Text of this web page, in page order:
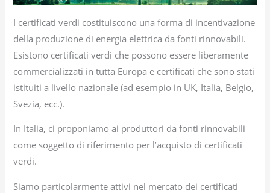
I certificati verdi costituiscono una forma di incentivazione
della produzione di energia elettrica da fonti rinnovabili.
Esistono certificati verdi che possono essere liberamente
commercializzati in tutta Europa e certificati che sono stati
istituiti a livello nazionale (ad esempio in UK, Italia, Belgio,
Svezia, ecc.).
In Italia, ci proponiamo ai produttori da fonti rinnovabili
come soggetto di riferimento per l’acquisto di certificati
verdi.
Siamo particolarmente attivi nel mercato dei certificati